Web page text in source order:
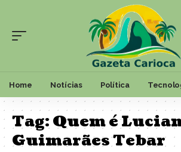
Home Notícias Política
Tag:Quem é
Guimarães Tebar